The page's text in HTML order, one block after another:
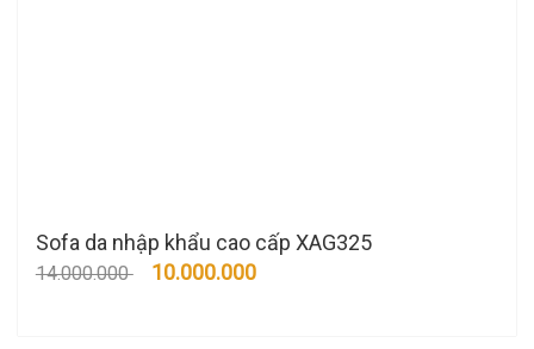
Sofa da nhập khẩu cao cấp XAG325
14.000.000 10.000.000